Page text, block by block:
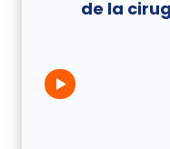
de la